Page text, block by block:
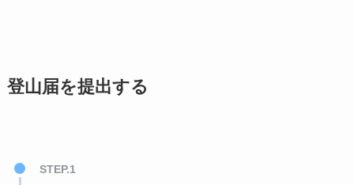
登山届を提出する
STEP.1